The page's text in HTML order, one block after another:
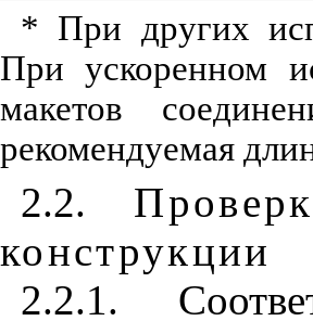
* При других
При ускоренном
макетов
рекомендуемая
2.2.
конструкции
2.2.1.